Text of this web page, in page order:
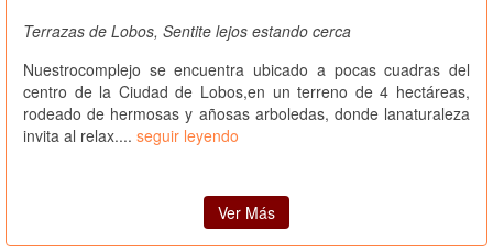
Terrazas de Lobos, Sentite lejos estando cerca
Nuestrocomplejo se encuentra ubicado a pocas cuadras del
centro de la Ciudad de Lobos,en un terreno de 4 hectáreas,
rodeado de hermosas y añosas arboledas, donde lanaturaleza
invita al relax.... seguir leyendo
Ver Más